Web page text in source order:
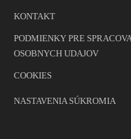
KONTAKT
PODMIENKY PRE
OSOBNYCH UDAJOV
COOKIES
NASTAVENIA SÚKROMIA